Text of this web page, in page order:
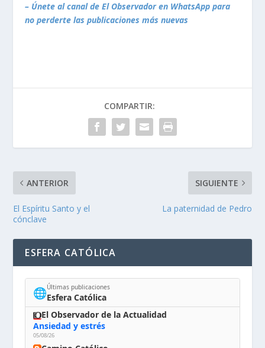
– Únete al canal de El Observador en WhatsApp para
no perderte las publicaciones más nuevas
COMPARTIR:
ANTERIOR
El Espíritu Santo y el
cónclave
SIGUIENTE
La paternidad de Pedro
ESFERA CATÓLICA
🌐Últimas publicaciones
Esfera Católica
El Observador de la Actualidad
Ansiedad y estrés
05/08/26